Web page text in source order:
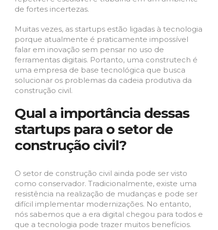
de fortes incertezas.
Muitas vezes, as startups estão ligadas à tecnologia
porque atualmente é praticamente impossível
falar em inovação sem pensar no uso de
ferramentas digitais. Portanto, uma construtech é
uma empresa de base tecnológica que busca
solucionar os problemas da cadeia produtiva da
construção civil.
Qual a importância dessas
startups para o setor de
construção civil?
O setor de construção civil ainda pode ser visto
como conservador. Tradicionalmente, existe uma
resistência na realização de mudanças e pode ser
difícil implementar modernizações. No entanto,
nós sabemos que a era digital chegou para todos e
que a tecnologia pode trazer muitos benefícios.